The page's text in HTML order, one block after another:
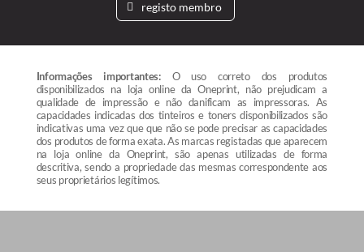
registo membro
Informações importantes: O uso correto dos produtos
disponibilizados na loja online da Oneprint, não prejudicam a
qualidade de impressão e não danificam as impressoras. As
capacidades indicadas dos tinteiros e toners disponibilizados são
indicativas uma vez que que não se pode precisar as capacidades
dos produtos de forma exata. As marcas registadas que aparecem
na loja online da Oneprint, são apenas utilizadas de forma
descritiva, sendo a propriedade das mesmas correspondente aos
seus proprietários legítimos.